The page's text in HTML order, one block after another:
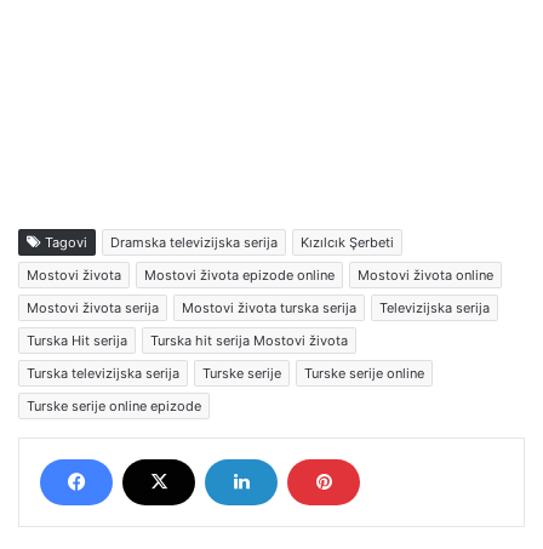
Tagovi Dramska televizijska serija
Kızılcık Şerbeti
Mostovi života
Mostovi života epizode online
Mostovi života online
Mostovi života serija
Mostovi života turska serija
Televizijska serija
Turska Hit serija
Turska hit serija Mostovi života
Turska televizijska serija
Turske serije
Turske serije online
Turske serije online epizode